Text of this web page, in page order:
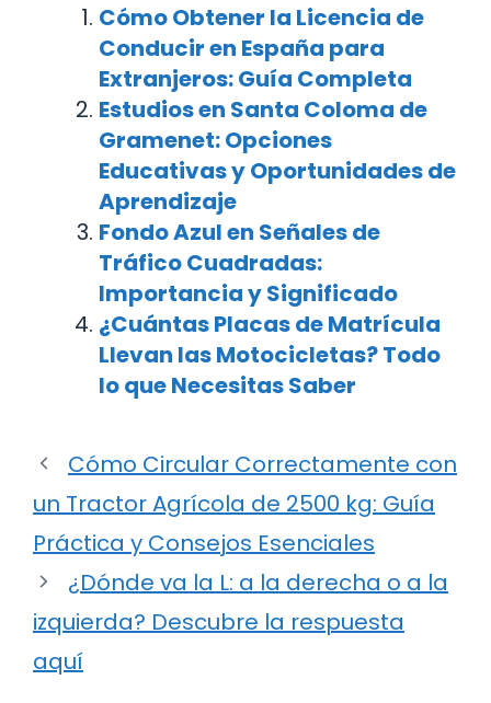
Cómo Obtener la Licencia de
Conducir en España para
Extranjeros: Guía Completa
Estudios en Santa Coloma de
Gramenet: Opciones
Educativas y Oportunidades de
Aprendizaje
Fondo Azul en Señales de
Tráfico Cuadradas:
Importancia y Significado
¿Cuántas Placas de Matrícula
Llevan las Motocicletas? Todo
lo que Necesitas Saber
Cómo Circular Correctamente con
un Tractor Agrícola de 2500 kg: Guía
Práctica y Consejos Esenciales
¿Dónde va la L: a la derecha o a la
izquierda? Descubre la respuesta
aquí